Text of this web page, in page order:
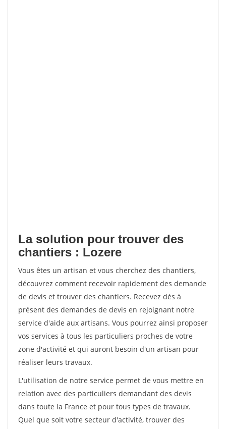
La solution pour trouver des
chantiers : Lozere
Vous êtes un artisan et vous cherchez des chantiers,
découvrez comment recevoir rapidement des demande
de devis et trouver des chantiers. Recevez dès à
présent des demandes de devis en rejoignant notre
service d'aide aux artisans. Vous pourrez ainsi proposer
vos services à tous les particuliers proches de votre
zone d'activité et qui auront besoin d'un artisan pour
réaliser leurs travaux.
L'utilisation de notre service permet de vous mettre en
relation avec des particuliers demandant des devis
dans toute la France et pour tous types de travaux.
Quel que soit votre secteur d'activité, trouver des